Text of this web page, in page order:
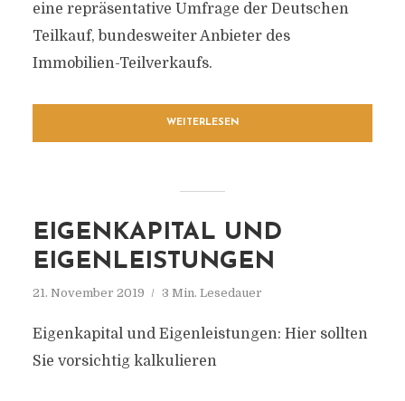
eine repräsentative Umfrage der Deutschen
Teilkauf, bundesweiter Anbieter des
Immobilien-Teilverkaufs.
WEITERLESEN
EIGENKAPITAL UND
EIGENLEISTUNGEN
21. November 2019 3 Min. Lesedauer
Eigenkapital und Eigenleistungen: Hier sollten
Sie vorsichtig kalkulieren